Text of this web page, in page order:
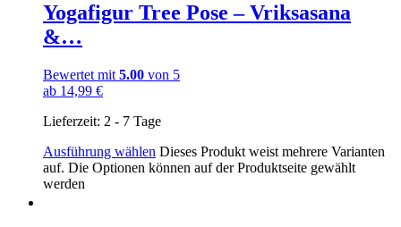
Yogafigur Tree Pose – Vriksasana
&…
Bewertet mit 5.00 von 5
ab 14,99 €
Lieferzeit: 2 - 7 Tage
Ausführung wählen Dieses Produkt weist mehrere Varianten
auf. Die Optionen können auf der Produktseite gewählt
werden